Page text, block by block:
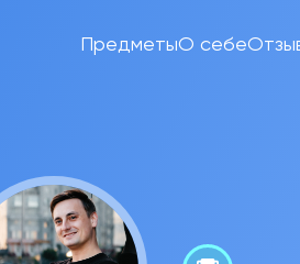
ПредметыО себе